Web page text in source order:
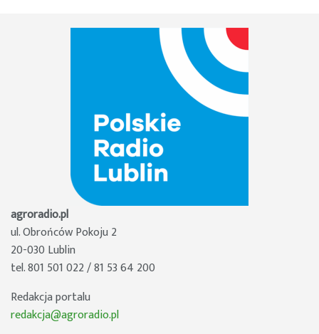
agroradio.pl
ul. Obrońców Pokoju 2
20-030 Lublin
tel. 801 501 022 / 81 53 64 200
Redakcja portalu
redakcja@agroradio.pl